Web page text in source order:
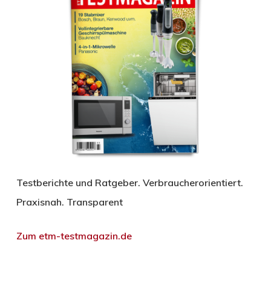
Testberichte und Ratgeber. Verbraucherorientiert.
Praxisnah. Transparent
Zum etm-testmagazin.de